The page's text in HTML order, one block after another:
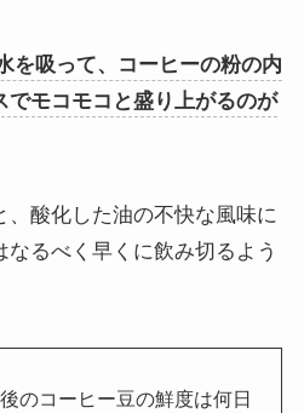
を吸って、コーヒーの粉の内
でモコモコと盛り上がるのが
、酸化した油の不快な風味に
るべく早くに飲み切るよう
のコーヒー豆の鮮度は何日